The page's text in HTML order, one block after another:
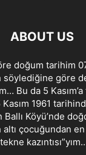
ABOUT US
doğum tarihim
göre
Bu da 5
1961
Köyü’nde
çocuğundan